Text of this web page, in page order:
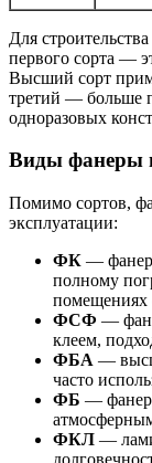
Для
первого сорта —
Высший сорт
третий — больше
одноразовых
Виды фанеры
Помимо сортов,
эксплуатации:
ФК —
полному
помещениях
ФСФ —
клеем,
ФБА —
часто
ФБ —
ФКЛ —